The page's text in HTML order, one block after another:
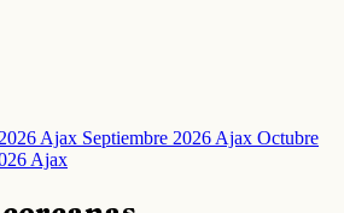
Ajax Septiembre 2026 Ajax Octubre
Ajax